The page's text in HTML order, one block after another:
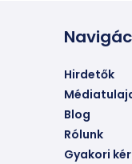
Hirdetők
Blog
Rólunk
Gyakori